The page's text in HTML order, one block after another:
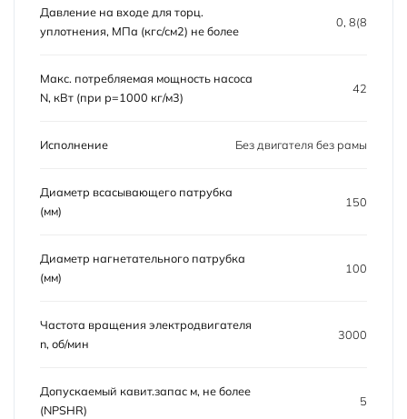
Давление на входе для торц.
уплотнения, MПа (кгс/см2) не более
0, 8(8
Макс. потребляемая мощность насоса
N, кВт (при р=1000 кг/м3)
42
Исполнение Без двигателя без рамы
Диаметр всасывающего патрубка
(мм)
150
Диаметр нагнетательного патрубка
(мм)
100
Частота вращения электродвигателя
n, об/мин
3000
Допускаемый кавит.запас м, не более
(NPSHR)
5